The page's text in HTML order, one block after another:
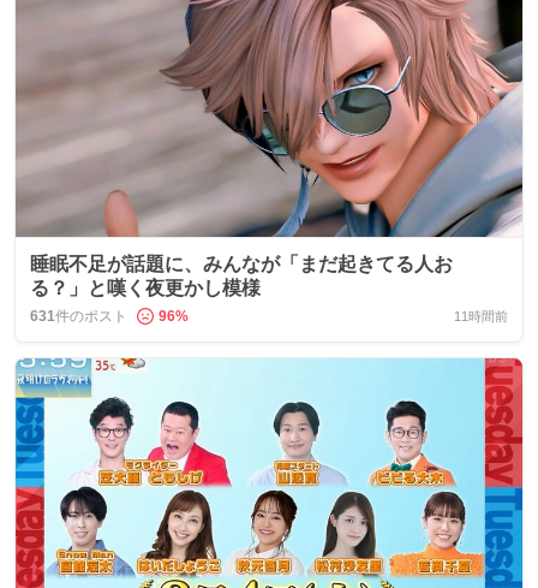
睡眠不足が話題に、みんなが「まだ起きてる人お
る？」と嘆く夜更かし模様
631件のポスト 96% 11時間前